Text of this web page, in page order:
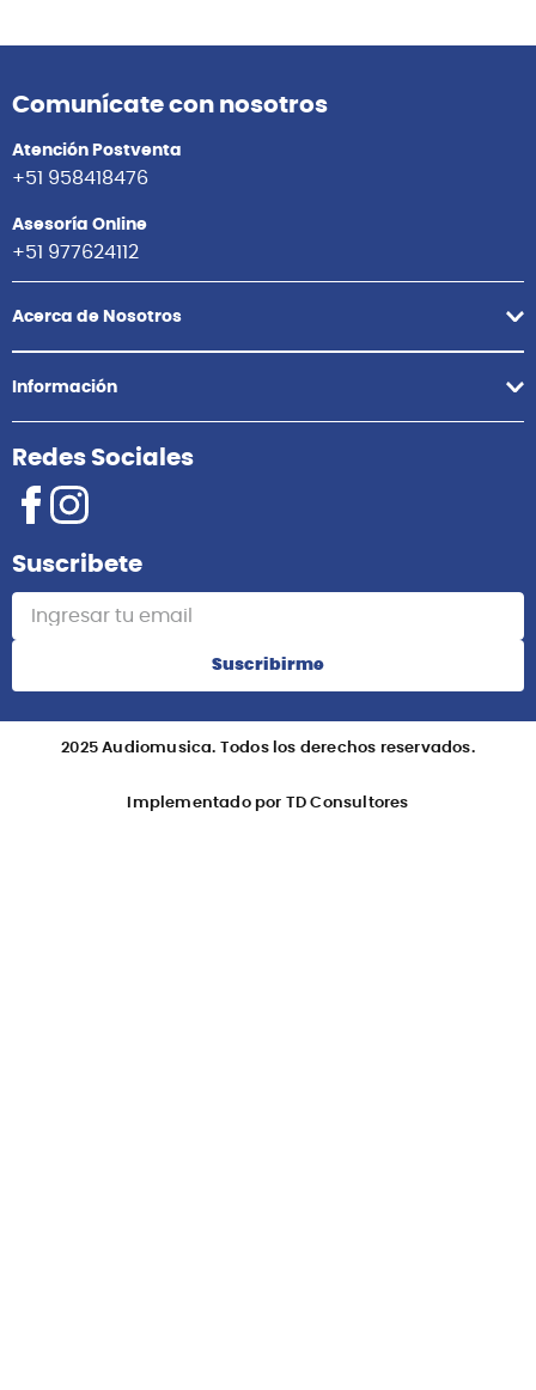
Comunícate con nosotros
Atención Postventa
+51 958418476
Asesoría Online
+51 977624112
Acerca de Nosotros
Información
Redes Sociales
Suscribete
Suscribirme
2025 Audiomusica. Todos los derechos reservados.
Implementado por TD Consultores